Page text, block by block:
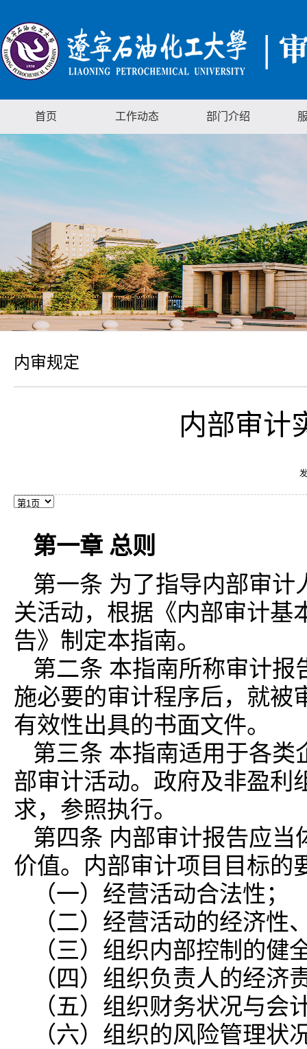
首页 工作动态 部门介绍
内审规定
内部审
第一章 总则
第一条 为了指导内部审
关活动，根据《内部审计
告》制定本指南。
第二条 本指南所称审计
施必要的审计程序后，就被
有效性出具的书面文件。
第三条 本指南适用于各
部审计活动。政府及非盈利
求，参照执行。
第四条 内部审计报告应
价值。内部审计项目目标的
（一）经营活动合法性；
（二）经营活动的经济性
（三）组织内部控制的健
（四）组织负责人的经济
（五）组织财务状况与会
（六）组织的风险管理状